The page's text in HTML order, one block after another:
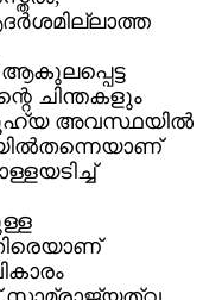
ചിന്തകളും
അവസ്ഥയില്‍